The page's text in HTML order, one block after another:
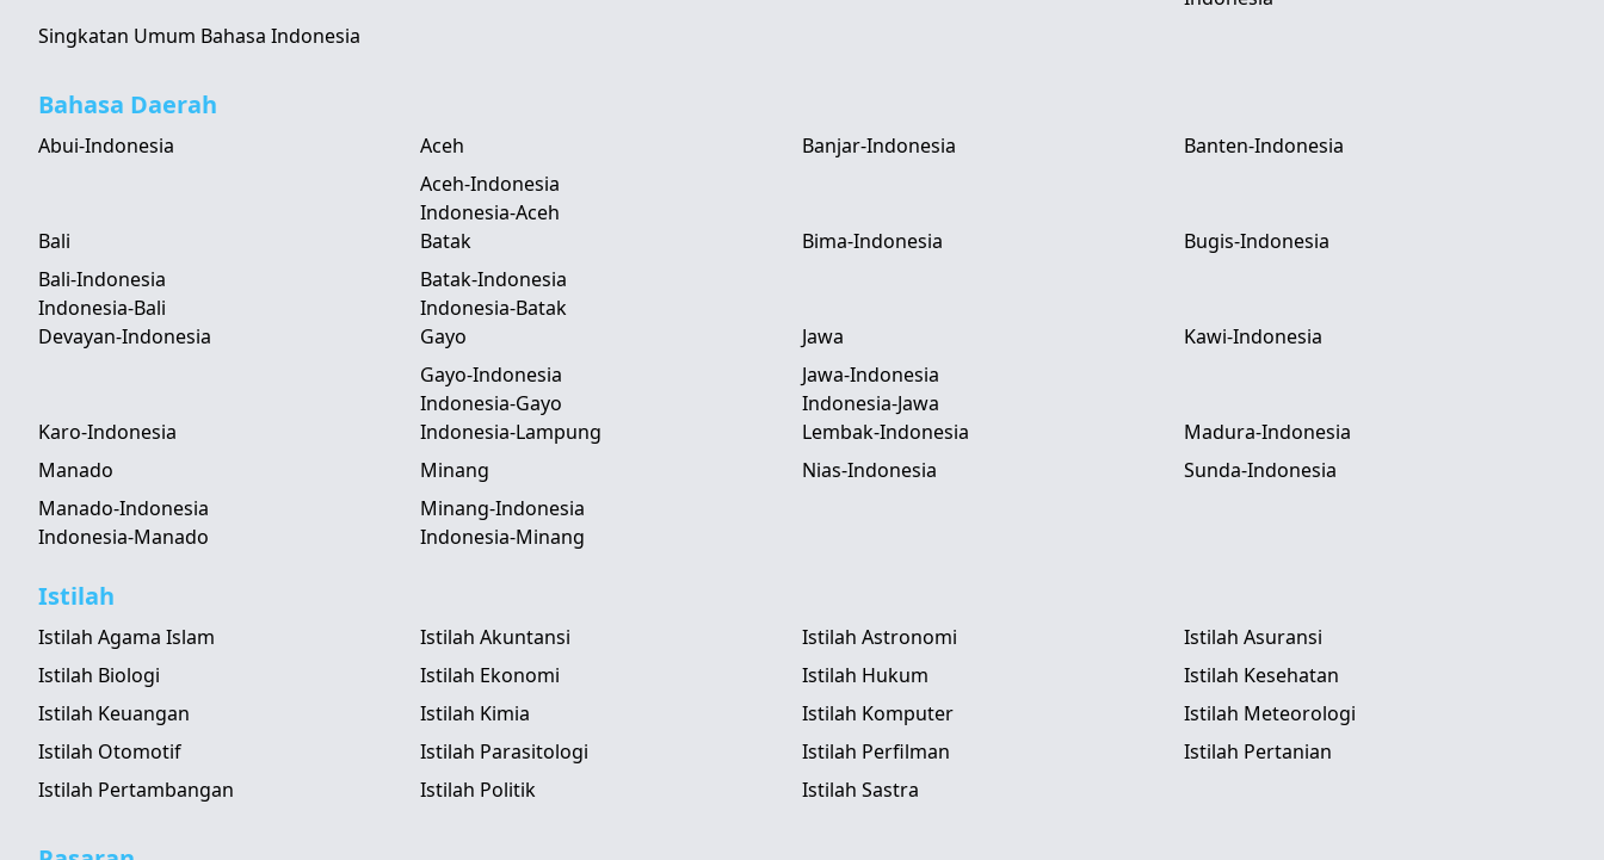
Singkatan Umum Bahasa Indonesia
Bahasa Daerah
Abui-Indonesia
Aceh
Aceh-Indonesia
Indonesia-Aceh
Banjar-Indonesia Banten-Indonesia
Bali
Bali-Indonesia
Indonesia-Bali
Batak
Batak-Indonesia
Indonesia-Batak
Bima-Indonesia Bugis-Indonesia
Devayan-Indonesia
Gayo
Gayo-Indonesia
Indonesia-Gayo
Jawa
Jawa-Indonesia
Indonesia-Jawa
Kawi-Indonesia
Karo-Indonesia Indonesia-Lampung Lembak-Indonesia
Madura-Indonesia
Manado
Manado-Indonesia
Indonesia-Manado
Minang
Minang-Indonesia
Indonesia-Minang
Nias-Indonesia Sunda-Indonesia
Istilah
Istilah Agama Islam Istilah Akuntansi Istilah Astronomi
Istilah Asuransi
Istilah Biologi
Istilah Ekonomi Istilah Hukum
Istilah Kesehatan
Istilah Keuangan
Istilah Kimia Istilah Komputer
Istilah Meteorologi
Istilah Otomotif
Istilah Parasitologi Istilah Perfilman
Istilah Pertanian
Istilah Pertambangan
Istilah Politik Istilah Sastra